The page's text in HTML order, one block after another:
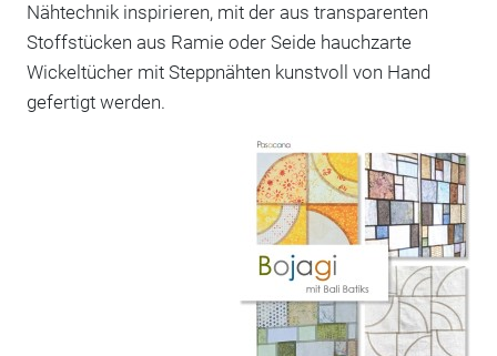
Nähtechnik inspirieren, mit der aus transparenten
Stoffstücken aus Ramie oder Seide hauchzarte
Wickeltücher mit Steppnähten kunstvoll von Hand
gefertigt werden.